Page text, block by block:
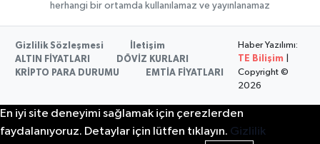
herhangi bir ortamda kullanılamaz ve yayınlanamaz
Gizlilik Sözleşmesi
İletişim
ALTIN FİYATLARI
DÖVİZ KURLARI
KRİPTO PARA DURUMU
EMTİA FİYATLARI
Haber Yazılımı:
TE Bilişim
Copyright ©
2026
En iyi site deneyimi sağlamak için çerezlerden
faydalanıyoruz. Detaylar için lütfen tıklayın. Gizlilik